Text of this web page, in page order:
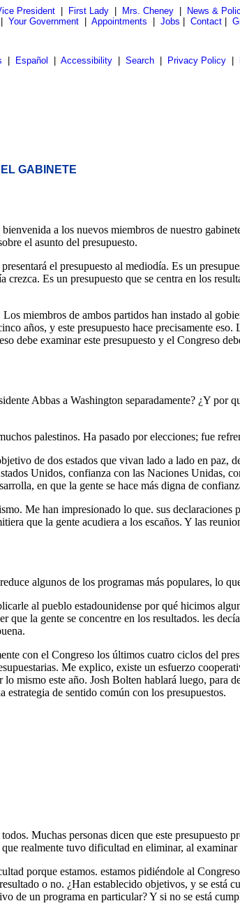
President| First Lady| Mrs. Cheney|
News &
Your Government Appointments Jobs Contact
Español Accessibility| Search| Privacy Policy|
GABINETE
a los nuevos miembros de nuestro
el asunto del presupuesto.
el presupuesto al mediodía. Es un
Es un presupuesto que se centra en los
miembros de ambos partidos han instado al
años, y este presupuesto hace precisamente eso.
examinar este presupuesto y el Congreso
Abbas a Washington separadamente? ¿Y por
palestinos. Ha pasado por elecciones; fue
de dos estados que vivan lado a lado en paz,
Unidos, confianza con las Naciones Unidas,
en que la gente se hace más digna de
Me han impresionado lo que. sus declaraciones
que la gente acudiera a los escaños. Y las
algunos de los programas más populares, lo
al pueblo estadounidense por qué hicimos
la gente se concentre en los resultados. les
con el Congreso los últimos cuatro ciclos del
Me explico, existe un esfuerzo
mismo este año. Josh Bolten hablará luego, para
estrategia de sentido común con los presupuestos.
Muchas personas dicen que este presupuesto
realmente tuvo dificultad en eliminar, al examinar
porque estamos. estamos pidiéndole al
o no. ¿Han establecido objetivos, y se está
de un programa en particular? Y si no se está